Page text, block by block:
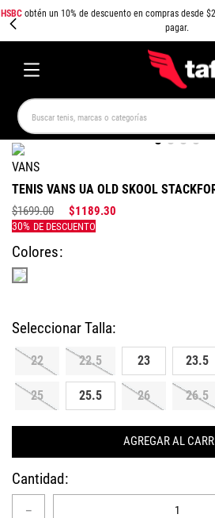
HSBC obtén un 10% de descuento en compras desde
pagar.
Buscar tenis, marcas o categorías
VANS
TENIS VANS UA OLD SKOOL
$1699.00 $1189.30
Colores
22 22.5 23 23.5
25 25.5 26 26.5
AGREGAR AL
Cantidad
－
TÉRMINOS MÁS BUSCADOS
NEW BALANCE
PUMA SPEEDCAT